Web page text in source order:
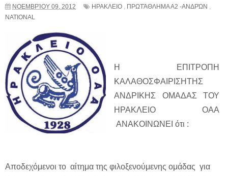
ΝΟΕΜΒΡΊΟΥ 09, 2012 ΗΡΑΚΛΕΙΟ , ΠΡΩΤΆΘΛΗΜΑ Α2 -ΑΝΔΡΏΝ ,
NATIONAL
Η ΕΠΙΤΡΟΠΗ
ΚΑΛΑΘΟΣΦΑΙΡΙΣΗΤΗΣ
ΑΝΔΡΙΚΗΣ ΟΜΑΔΑΣ ΤΟΥ
ΗΡΑΚΛΕΙΟ ΟΑΑ
ΑΝΑΚΟΙΝΩΝΕΙ ότι :
Αποδεχόμενοι το αίτημα της φιλοξενούμενης ομάδας για